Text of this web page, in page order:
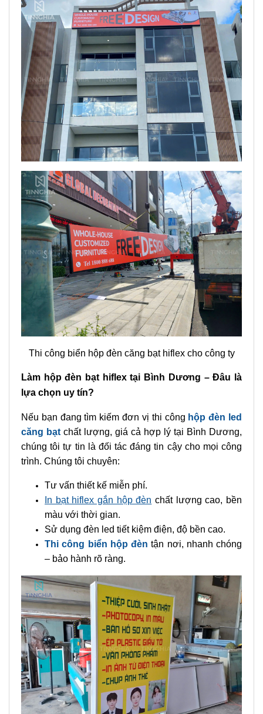
Thi công biển hộp đèn căng bạt hiflex cho công ty
Làm hộp đèn bạt hiflex tại Bình Dương – Đâu là
lựa chọn uy tín?
Nếu bạn đang tìm kiếm đơn vị thi công hộp đèn led
căng bạt chất lượng, giá cả hợp lý tại Bình Dương,
chúng tôi tự tin là đối tác đáng tin cậy cho mọi công
trình. Chúng tôi chuyên:
Tư vấn thiết kế miễn phí.
In bạt hiflex gắn hộp đèn chất lượng cao, bền
màu với thời gian.
Sử dụng đèn led tiết kiệm điện, độ bền cao.
Thi công biển hộp đèn tận nơi, nhanh chóng
– bảo hành rõ ràng.